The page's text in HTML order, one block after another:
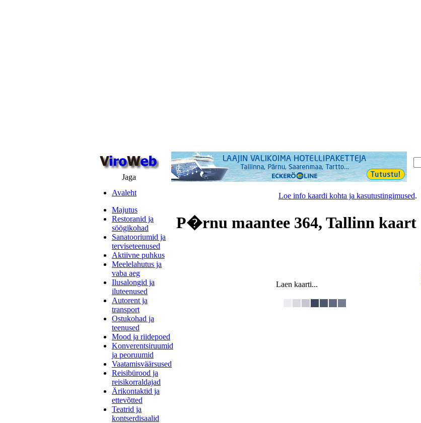
Jaga
Avaleht
Majutus
Restoranid ja
söögikohad
Sanatooriumid ja
terviseteenused
Aktiivne puhkus
Meelelahutus ja
vaba aeg
Ilusalongid ja
iluteenused
Autorent ja
transport
Ostukohad ja
teenused
Mood ja riidepoed
Konverentsiruumid
ja peoruumid
Vaatamisväärsused
Reisibürood ja
reisikorraldajad
Ärikontaktid ja
ettevõtted
Teatrid ja
kontserdisaalid
Loe info kaardi kohta ja kasutustingimused.
P�rnu maantee 364, Tallinn kaart
Laen kaarti...